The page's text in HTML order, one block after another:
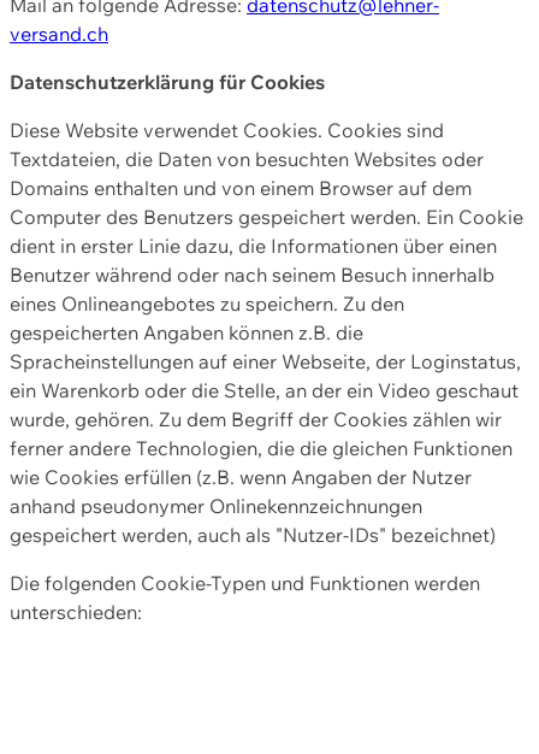
versand.ch
Datenschutzerklärung für Cookies
Diese Website verwendet Cookies. Cookies sind
Textdateien, die Daten von besuchten Websites oder
Domains enthalten und von einem Browser auf dem
Computer des Benutzers gespeichert werden. Ein Cookie
dient in erster Linie dazu, die Informationen über einen
Benutzer während oder nach seinem Besuch innerhalb
eines Onlineangebotes zu speichern. Zu den
gespeicherten Angaben können z.B. die
Spracheinstellungen auf einer Webseite, der Loginstatus,
ein Warenkorb oder die Stelle, an der ein Video geschaut
wurde, gehören. Zu dem Begriff der Cookies zählen wir
ferner andere Technologien, die die gleichen Funktionen
wie Cookies erfüllen (z.B. wenn Angaben der Nutzer
anhand pseudonymer Onlinekennzeichnungen
gespeichert werden, auch als "Nutzer-IDs" bezeichnet)
Die folgenden Cookie-Typen und Funktionen werden
unterschieden: